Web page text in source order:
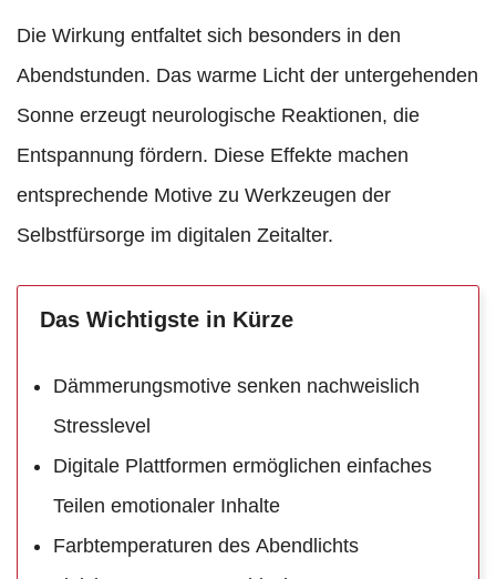
Die Wirkung entfaltet sich besonders in den
Abendstunden. Das warme Licht der untergehenden
Sonne erzeugt neurologische Reaktionen, die
Entspannung fördern. Diese Effekte machen
entsprechende Motive zu Werkzeugen der
Selbstfürsorge im digitalen Zeitalter.
Das Wichtigste in Kürze
Dämmerungsmotive senken nachweislich
Stresslevel
Digitale Plattformen ermöglichen einfaches
Teilen emotionaler Inhalte
Farbtemperaturen des Abendlichts